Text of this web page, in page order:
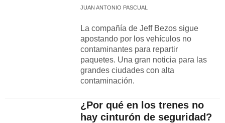
JUAN ANTONIO PASCUAL
La compañía de Jeff Bezos sigue
apostando por los vehículos no
contaminantes para repartir
paquetes. Una gran noticia para las
grandes ciudades con alta
contaminación.
¿Por qué en los trenes no
hay cinturón de seguridad?